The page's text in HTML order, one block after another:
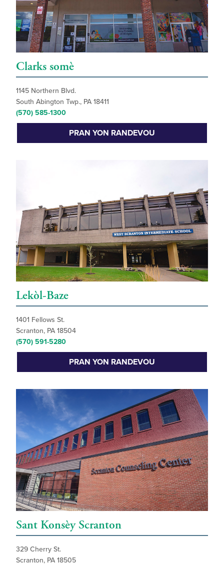
Clarks somè
1145 Northern Blvd.
South Abington Twp., PA 18411
(570) 585-1300
PRAN YON RANDEVOU
Lekòl-Baze
1401 Fellows St.
Scranton, PA 18504
(570) 591-5280
PRAN YON RANDEVOU
Sant Konsèy Scranton
329 Cherry St.
Scranton, PA 18505